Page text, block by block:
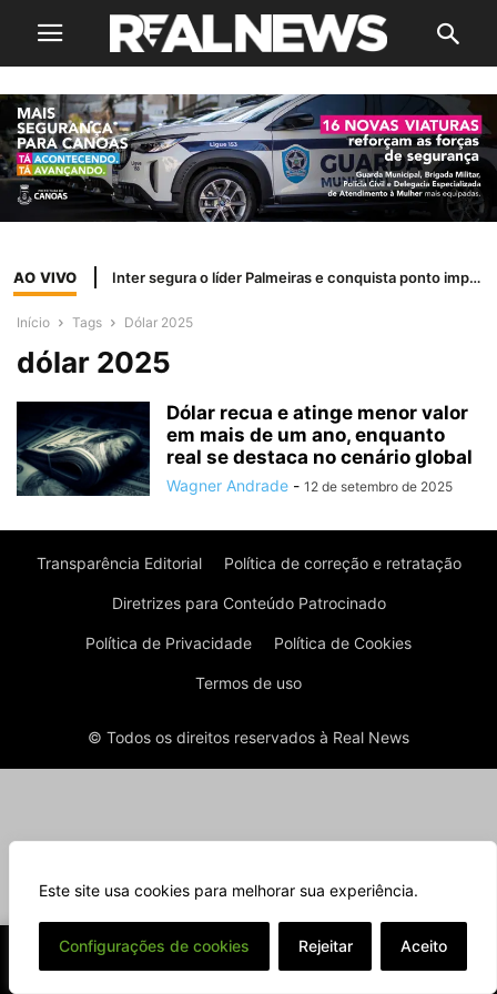
Este site usa cookies para melhorar sua experiência.
Configurações de cookies Rejeitar Aceito
AO VIVO Inter segura o líder Palmeiras e conquista ponto importante fora de casa
Início Tags Dólar 2025
dólar 2025
Dólar recua e atinge menor valor
em mais de um ano, enquanto
real se destaca no cenário global
Wagner Andrade - 12 de setembro de 2025
Transparência Editorial Política de correção e retratação
Diretrizes para Conteúdo Patrocinado
Política de Privacidade Política de Cookies
Termos de uso
© Todos os direitos reservados à Real News